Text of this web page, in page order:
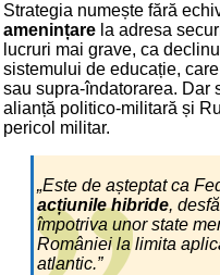
Strategia numește fără
amenințare la adresa
lucruri mai grave, ca
sistemului de educație,
sau supra-îndatorarea. Dar
alianță politico-militară și
pericol militar.
„Este de așteptat ca
acțiunile hibride,
împotriva unor state
României la limita
atlantic.”